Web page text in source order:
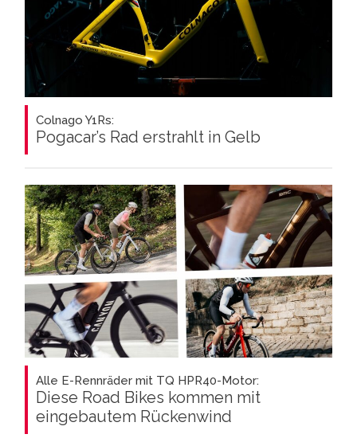
Colnago Y1Rs:
Pogacar’s Rad erstrahlt in Gelb
Alle E-Rennräder mit TQ HPR40-Motor:
Diese Road Bikes kommen mit
eingebautem Rückenwind